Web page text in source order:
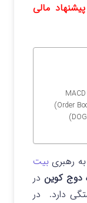
مالی
رهبری بیت
دوج کوین در
دارد. در